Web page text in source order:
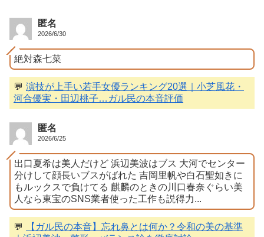
匿名
2026/6/30
絶対森七菜
💬 演技が上手い若手女優ランキング20選｜小芝風花・
河合優実・田辺桃子…ガル民の本音評価
匿名
2026/6/25
出口夏希は美人だけど 浜辺美波はブス 大河でセンター
分けして顔長いブスがばれた 吉岡里帆や白石聖如きに
もルックスで負けてる 麒麟のときの川口春奈ぐらい美
人なら東宝のSNS業者使った工作も説得力...
💬
【ガル民の本音】忘れ鼻とは何か？令和の美の基準